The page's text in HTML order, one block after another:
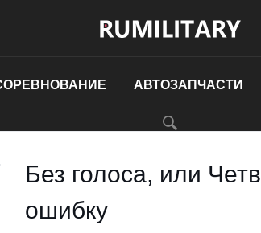
АВТОЗАПЧАСТИ
Без голоса, или
ошибку